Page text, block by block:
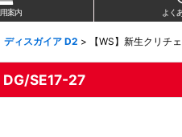
案内 よく
ディスガイア D2 > 【WS】新生クリチ
DG/SE17-27